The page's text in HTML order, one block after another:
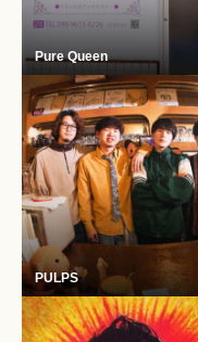
Pure Queen
PULPS